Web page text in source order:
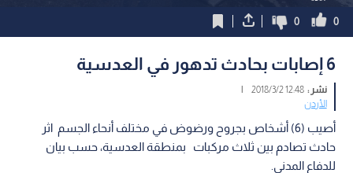
0
0
6 إصابات بحادث تدهور في العدسية
نشر :12:48 2018/3/2
|
الأردن
أصيب (6) أشخاص بجروح ورضوض في مختلف أنحاء الجسم اثر
حادث تصادم بين ثلاث مركبات بمنطقة العدسية، حسب بيان
للدفاع المدني.